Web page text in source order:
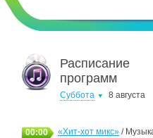
Расписание
программ
Суббота 8 августа
00:00 «Хит-хот микс» /